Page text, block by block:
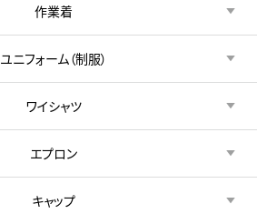
作業着
ユニフォーム（制服）
ワイシャツ
エプロン
キャップ